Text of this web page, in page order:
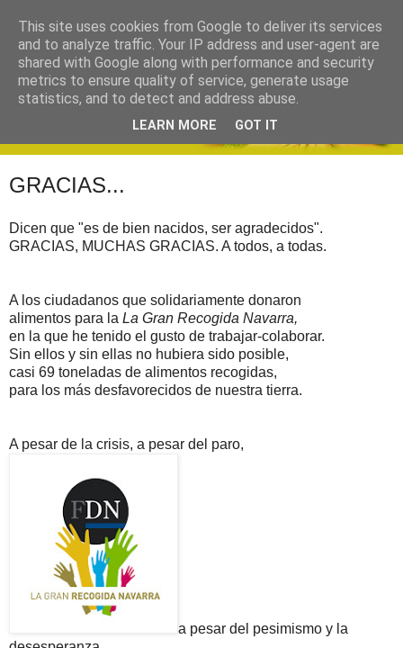
GRACIAS...
Dicen que "es de bien nacidos, ser agradecidos".
GRACIAS, MUCHAS GRACIAS. A todos, a todas.
A los ciudadanos que solidariamente donaron
alimentos para la La Gran Recogida Navarra,
en la que he tenido el gusto de trabajar-colaborar.
Sin ellos y sin ellas no hubiera sido posible,
casi 69 toneladas de alimentos recogidas,
para los más desfavorecidos de nuestra tierra.
A pesar de la crisis, a pesar del paro,
a pesar del pesimismo y la
This site uses cookies from Google to deliver its services
and to analyze traffic. Your IP address and user-agent are
shared with Google along with performance and security
metrics to ensure quality of service, generate usage
statistics, and to detect and address abuse.
LEARN MORE GOT IT